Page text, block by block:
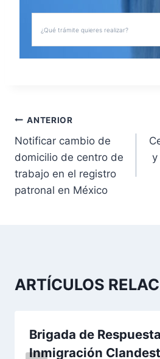
N
a
v
e
c
ANTERIOR
Notificar cambio de
domicilio de centro de
trabajo en el registro
patronal en México
y
ARTÍCULOS
Brigada de
Inmigración